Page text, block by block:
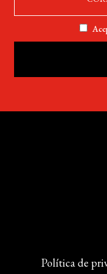
Política de